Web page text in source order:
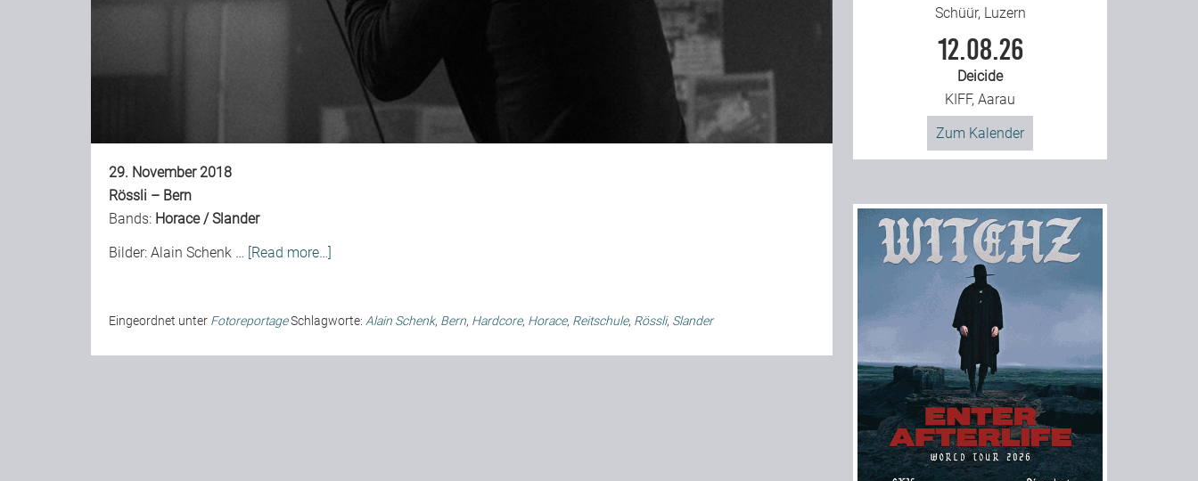
29. November 2018
Rössli – Bern
Bands: Horace/Slander
Bilder: Alain Schenk … [Read more…]
Eingeordnet unter FotoreportageSchlagworte: Alain Schenk, Bern, Hardcore, Horace, Reitschule, Rössli, Slander
Schüür, Luzern
12.08.26
Deicide
KIFF, Aarau
Zum Kalender